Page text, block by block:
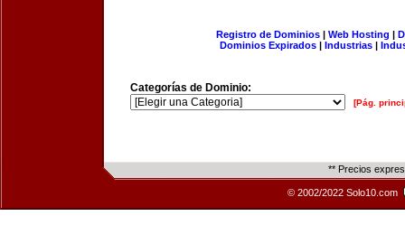
Registro de Dominios| Web Hosting |
Dominios Expirados | Industrias |
Categorías de Dominio:
[Pág.
** Precios
© 2002/2022 Solo10.com